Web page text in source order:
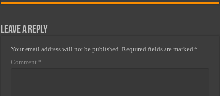
Leave a Reply
Your email address will not be published. Required fields are marked*
Comment *